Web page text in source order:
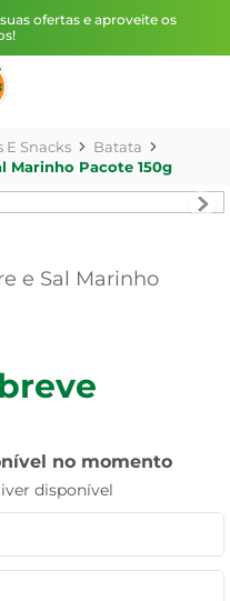
ofertas e aproveite os
E Snacks
Batata
Marinho Pacote 150g
e Sal Marinho
no momento
disponível